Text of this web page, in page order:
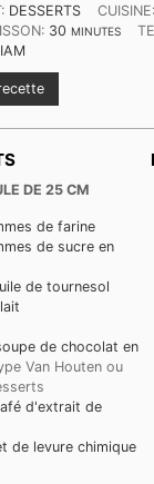
DESSERTS CUISINE:
30 MINUTES
MINUTES
DE 25 CM
de farine
de sucre en
de tournesol
de chocolat en
Van Houten ou
d'extrait de
de levure chimique